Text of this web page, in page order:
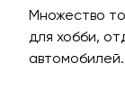
Множество
для хобби,
автомобилей.